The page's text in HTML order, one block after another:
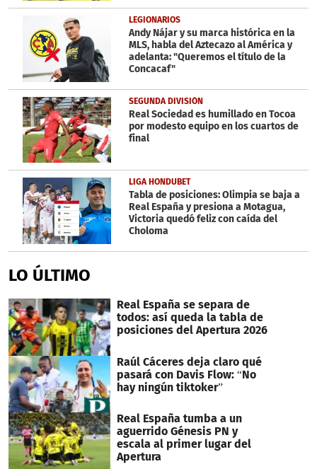
LEGIONARIOS
Andy Nájar y su marca histórica en la
MLS, habla del Aztecazo al América y
adelanta: "Queremos el título de la
Concacaf"
SEGUNDA DIVISIÓN
Real Sociedad es humillado en Tocoa
por modesto equipo en los cuartos de
final
LIGA HONDUBET
Tabla de posiciones: Olimpia se baja a
Real España y presiona a Motagua,
Victoria quedó feliz con caída del
Choloma
LO ÚLTIMO
Real España se separa de
todos: así queda la tabla de
posiciones del Apertura 2026
Raúl Cáceres deja claro qué
pasará con Davis Flow: “No
hay ningún tiktoker”
Real España tumba a un
aguerrido Génesis PN y
escala al primer lugar del
Apertura